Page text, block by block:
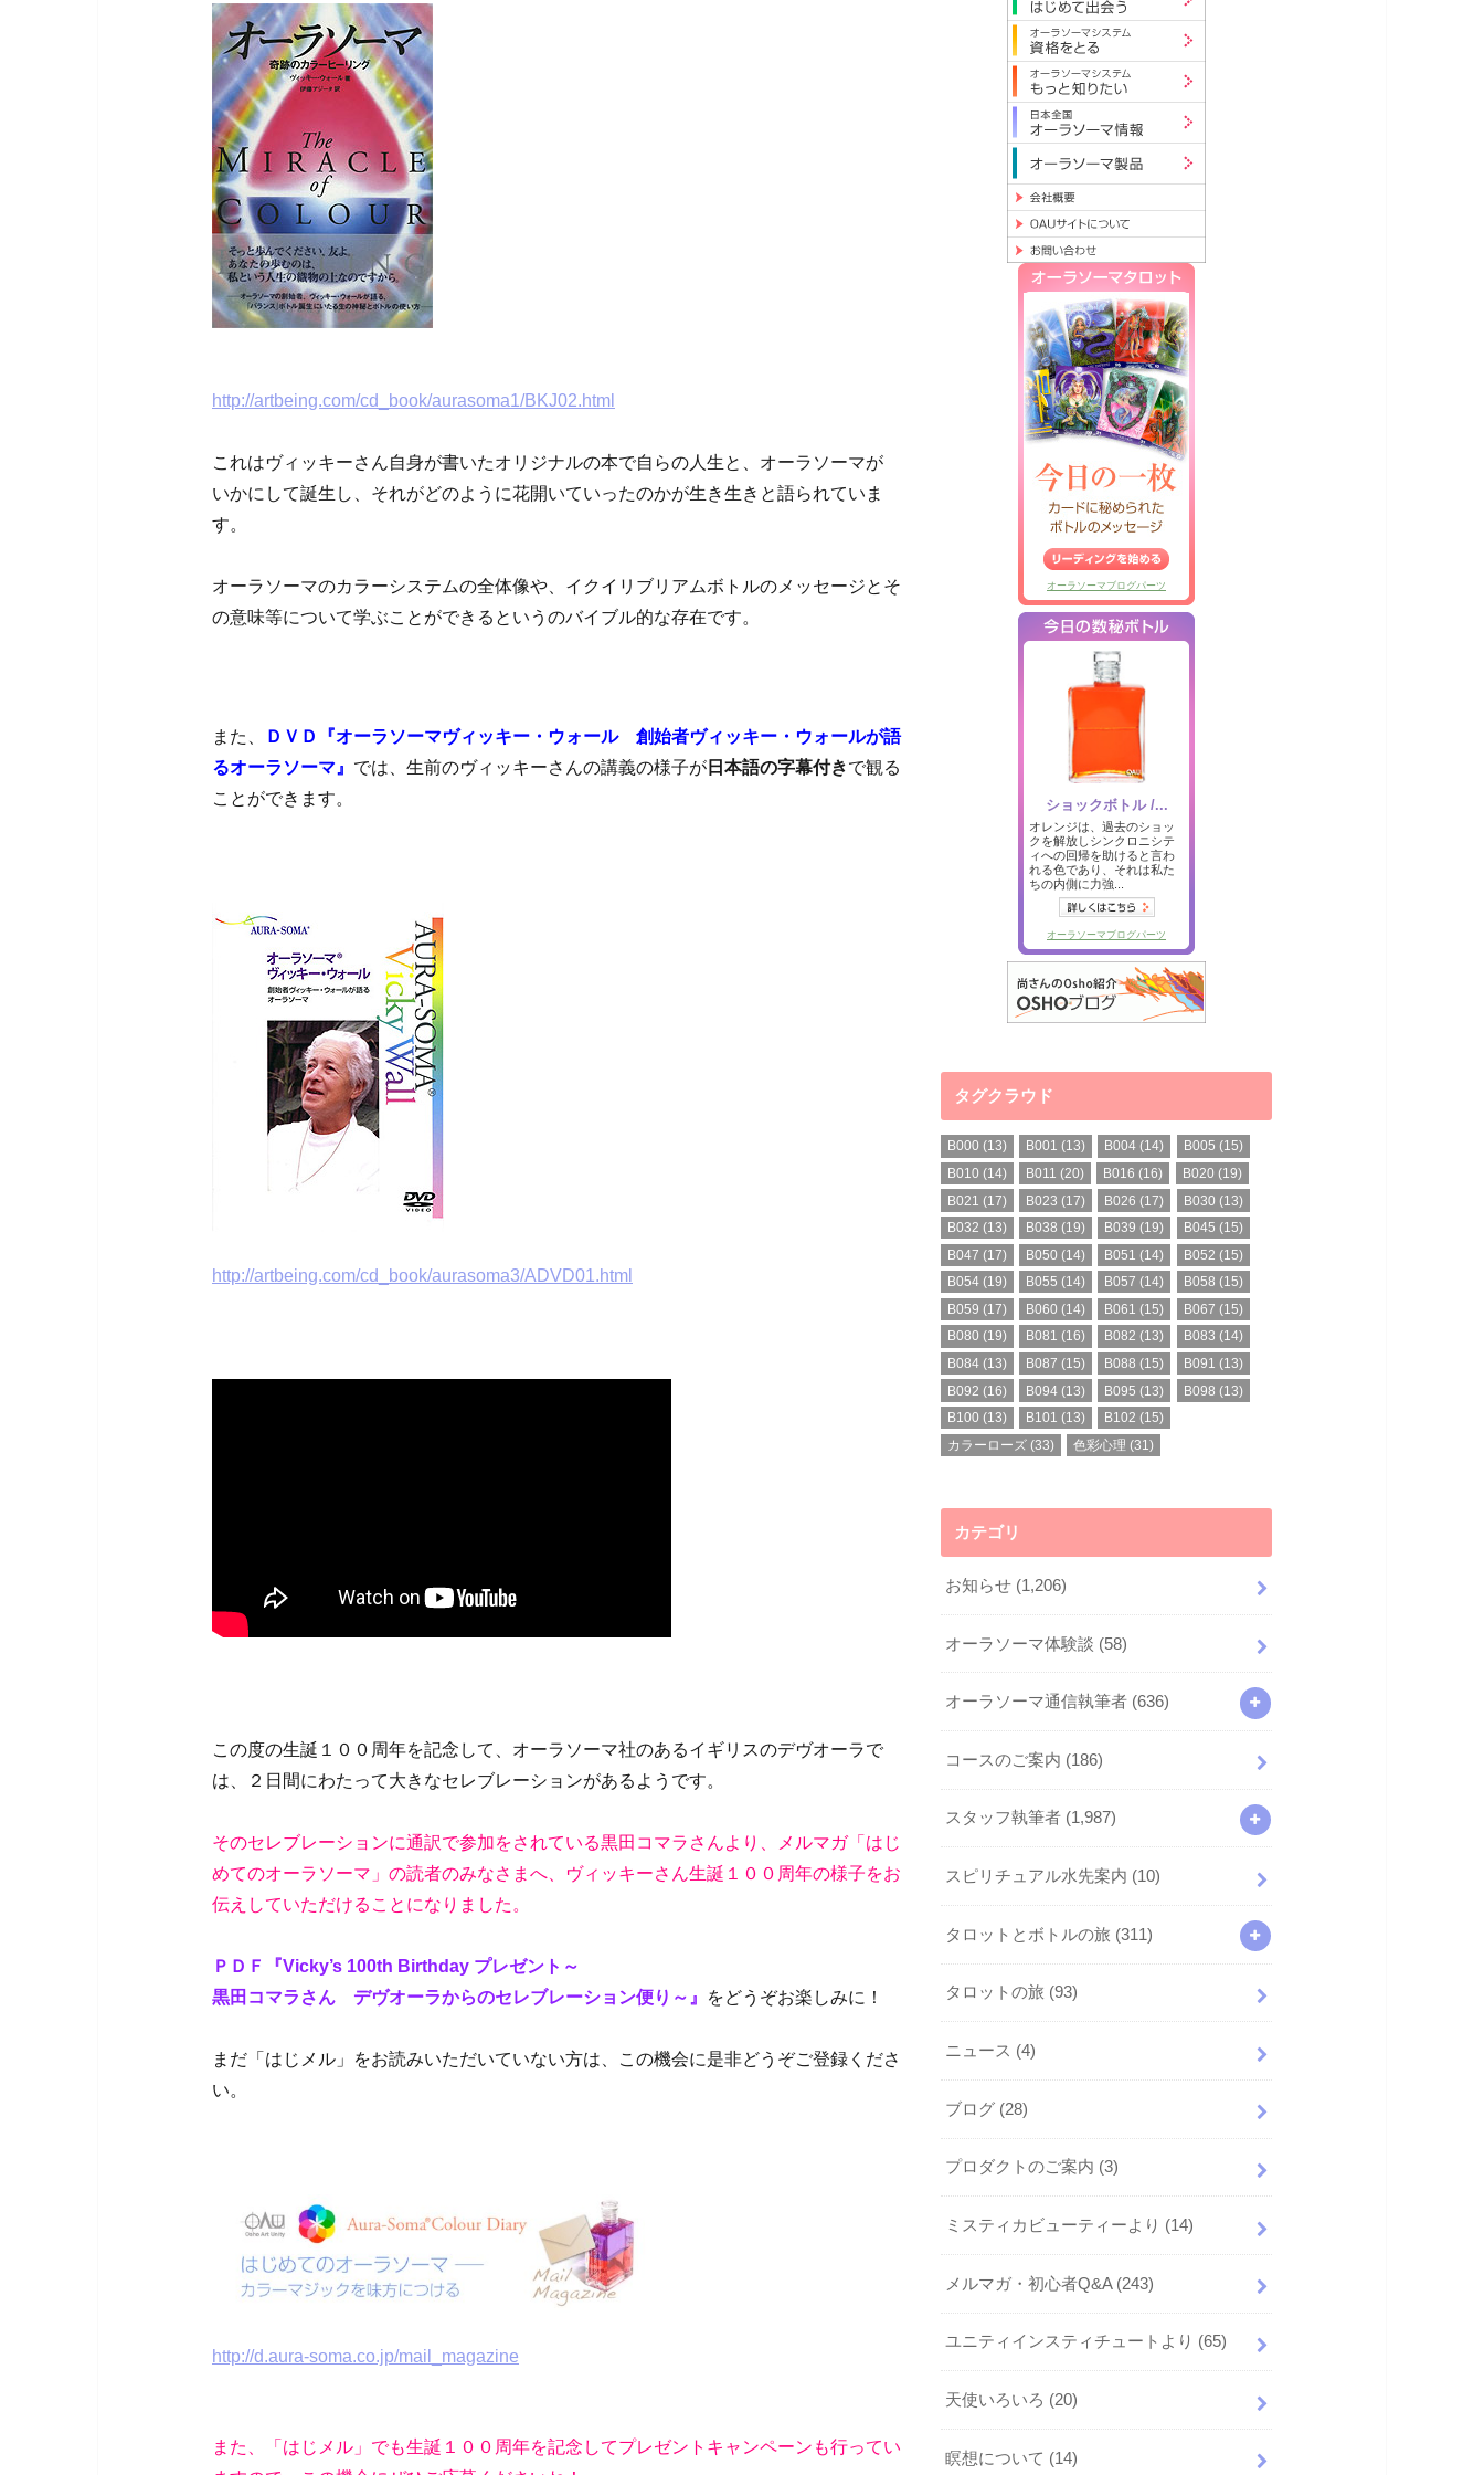
http://artbeing.com/cd_book/aurasoma1/BKJ02.html
これはヴィッキーさん自身が書いたオリジナルの本で自らの人生と、オーラソーマが
いかにして誕生し、それがどのように花開いていったのかが生き生きと語られていま
す。
オーラソーマのカラーシステムの全体像や、イクイリブリアムボトルのメッセージとそ
の意味等について学ぶことができるというのバイブル的な存在です。
また、
ＤＶＤ『オーラソーマヴィッキー・ウォール 創始者ヴィッキー・ウォールが語
るオーラソーマ』 では、生前のヴィッキーさんの講義の様子が日本語の字幕付きで観る
ことができます。
http://artbeing.com/cd_book/aurasoma3/ADVD01.html
この度の生誕１００周年を記念して、オーラソーマ社のあるイギリスのデヴオーラで
は、２日間にわたって大きなセレブレーションがあるようです。
そのセレブレーションに通訳で参加をされている黒田コマラさんより、メルマガ「はじ
めてのオーラソーマ」の読者のみなさまへ、ヴィッキーさん生誕１００周年の様子をお
伝えしていただけることになりました。
ＰＤＦ『Vicky’s 100th Birthday プレゼント～
黒田コマラさん デヴオーラからのセレブレーション便り～』
をどうぞお楽しみに！
まだ「はじメル」をお読みいただいていない方は、この機会に是非どうぞご登録くださ
い。
http://d.aura-soma.co.jp/mail_magazine
また、「はじメル」でも生誕１００周年を記念してプレゼントキャンペーンも行ってい
タグクラウド
B000 (13) B001 (13) B004 (14) B005 (15)
B010 (14) B011 (20) B016 (16) B020 (19)
B021 (17) B023 (17) B026 (17) B030 (13)
B032 (13) B038 (19) B039 (19) B045 (15)
B047 (17) B050 (14) B051 (14) B052 (15)
B054 (19) B055 (14) B057 (14) B058 (15)
B059 (17) B060 (14) B061 (15) B067 (15)
B080 (19) B081 (16) B082 (13) B083 (14)
B084 (13) B087 (15) B088 (15) B091 (13)
B092 (16) B094 (13) B095 (13) B098 (13)
B100 (13) B101 (13) B102 (15)
カラーローズ (33) 色彩心理 (31)
カテゴリ
お知らせ (1,206)
オーラソーマ体験談 (58)
オーラソーマ通信執筆者 (636)
コースのご案内 (186)
スタッフ執筆者 (1,987)
スピリチュアル水先案内 (10)
タロットとボトルの旅 (311)
タロットの旅 (93)
ニュース (4)
ブログ (28)
プロダクトのご案内 (3)
ミスティカビューティーより (14)
メルマガ・初心者Q&A (243)
ユニティインスティチュートより (65)
天使いろいろ (20)
瞑想について (14)